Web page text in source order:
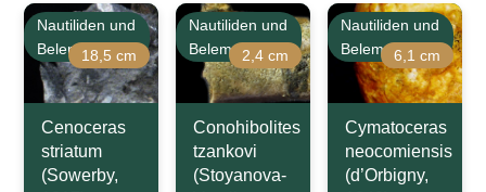
Nautiliden und
Belemniten
18,5 cm
Cenoceras
striatum
(Sowerby,
Nautiliden und
Belemniten2,4 cm
Conohibolites
tzankovi
(Stoyanova-
Nautiliden und
Belemniten6,1 cm
Cymatoceras
neocomiensis
(d’Orbigny,